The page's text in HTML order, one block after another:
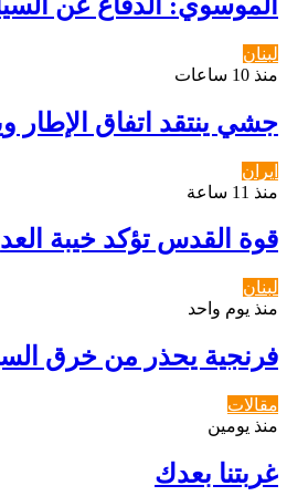
لبنان
منذ 10 ساعات
جشي ينتقد اتفاق
ايران
منذ 11 ساعة
قوة القدس تؤكد خيبة
لبنان
منذ يوم واحد
فرنجية يحذر من خرق
مقالات
منذ يومين
غربتنا بعدك